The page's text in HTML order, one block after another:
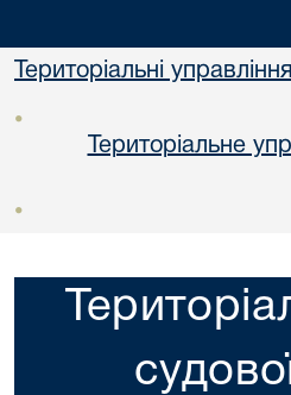
Територіальні
•
Територіальне
•